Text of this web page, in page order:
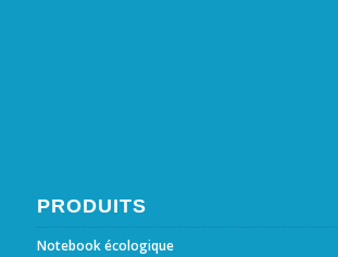
PRODUITS
Notebook écologique